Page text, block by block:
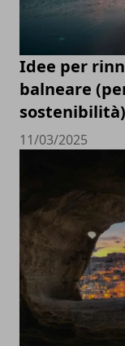
Idee per
balneare
sostenibilità)
11/03/2025